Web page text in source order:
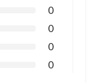
0
0
0
0